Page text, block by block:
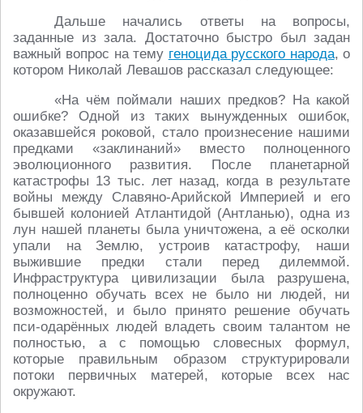
Дальше начались ответы на вопросы,
заданные из зала. Достаточно быстро был задан
важный вопрос на тему геноцида русского народа, о
котором Николай Левашов рассказал следующее:
«На чём поймали наших предков? На какой
ошибке? Одной из таких вынужденных ошибок,
оказавшейся роковой, стало произнесение нашими
предками «заклинаний» вместо полноценного
эволюционного развития. После планетарной
катастрофы 13 тыс. лет назад, когда в результате
войны между Славяно-Арийской Империей и его
бывшей колонией Атлантидой (Антланью), одна из
лун нашей планеты была уничтожена, а её осколки
упали на Землю, устроив катастрофу, наши
выжившие предки стали перед дилеммой.
Инфраструктура цивилизации была разрушена,
полноценно обучать всех не было ни людей, ни
возможностей, и было принято решение обучать
пси-одарённых людей владеть своим талантом не
полностью, а с помощью словесных формул,
которые правильным образом структурировали
потоки первичных матерей, которые всех нас
окружают.